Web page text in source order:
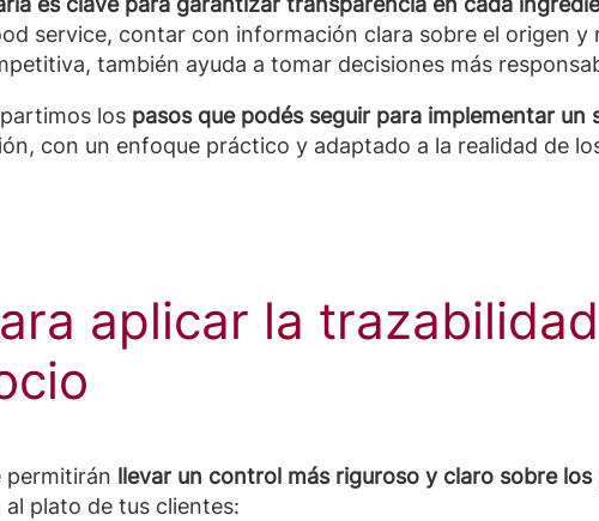
service, contar con información clara sobre el origen y
también ayuda a tomar decisiones más
los pasos que podés seguir para implementar un
con un enfoque práctico y adaptado a la realidad de
aplicar la
permitirán llevar un control más riguroso y claro sobre
plato de tus clientes: